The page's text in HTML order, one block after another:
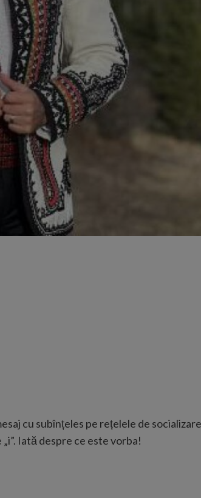
cu subînțeles pe rețelele de
Iată despre ce este vorba!